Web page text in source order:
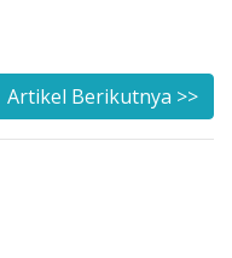
Artikel Berikutnya >>